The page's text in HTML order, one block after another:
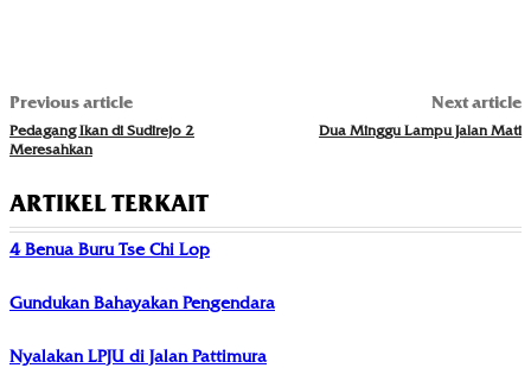
Previous article
Pedagang Ikan di Sudirejo 2
Meresahkan
Next article
Dua Minggu Lampu Jalan Mati
ARTIKEL TERKAIT
4 Benua Buru Tse Chi Lop
Gundukan Bahayakan Pengendara
Nyalakan LPJU di Jalan Pattimura